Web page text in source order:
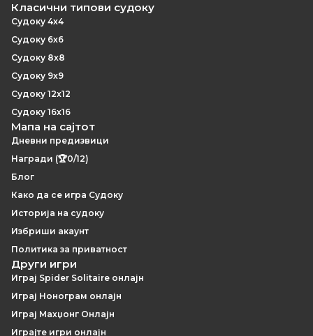
Класични типови судоку
Судоку 4x4
Судоку 6x6
Судоку 8x8
Судоку 9x9
Судоку 12x12
Судоку 16x16
Мапа на сајтот
Дневни предизвици
Награди (🏆0/12)
Блог
Како да се игра Судоку
Историја на судоку
Избриши акаунт
Политика за приватност
Други игри
Играј Spider Solitaire онлајн
Играј Нонограм онлајн
Играј Махџонг Онлајн
Играјте игри онлајн